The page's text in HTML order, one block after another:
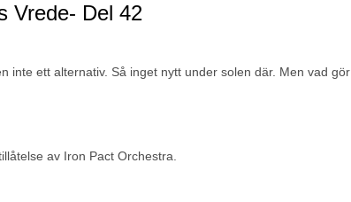
Vrede- Del 42
inte ett alternativ. Så inget nytt under solen där. Men vad gör
av Iron Pact Orchestra.